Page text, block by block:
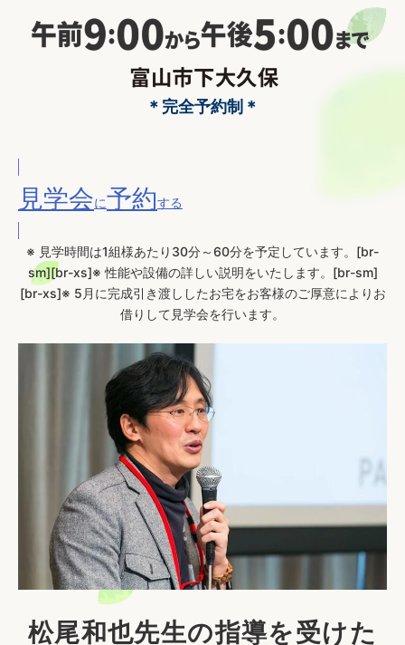
＊完全予約制＊
見学会に予約する
※ 見学時間は1組様あたり30分～60分を予定しています。[br-
sm][br-xs]※ 性能や設備の詳しい説明をいたします。[br-sm]
[br-xs]※ 5月に完成引き渡ししたお宅をお客様のご厚意によりお
借りして見学会を行います。
松尾和也先生の指導を受けた